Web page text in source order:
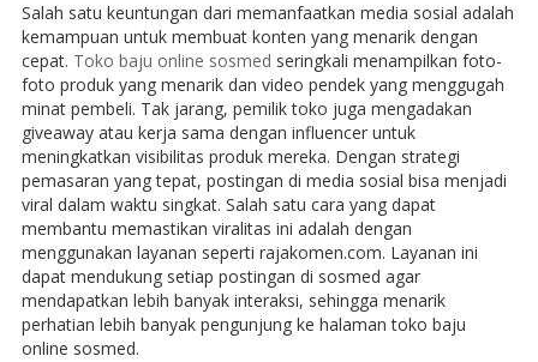
Salah satu keuntungan dari memanfaatkan media sosial adalah
kemampuan untuk membuat konten yang menarik dengan
cepat. Toko baju online sosmed seringkali menampilkan foto-
foto produk yang menarik dan video pendek yang menggugah
minat pembeli. Tak jarang, pemilik toko juga mengadakan
giveaway atau kerja sama dengan influencer untuk
meningkatkan visibilitas produk mereka. Dengan strategi
pemasaran yang tepat, postingan di media sosial bisa menjadi
viral dalam waktu singkat. Salah satu cara yang dapat
membantu memastikan viralitas ini adalah dengan
menggunakan layanan seperti rajakomen.com. Layanan ini
dapat mendukung setiap postingan di sosmed agar
mendapatkan lebih banyak interaksi, sehingga menarik
perhatian lebih banyak pengunjung ke halaman toko baju
online sosmed.